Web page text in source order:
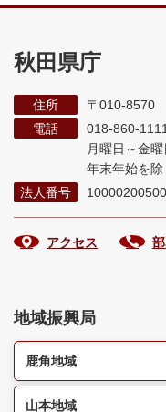
秋田県庁
住所
〒010-8570
電話
018-860-
月曜日～金
年末年始を除
法人番号
アクセス
地域振興局
鹿角地域
山本地域